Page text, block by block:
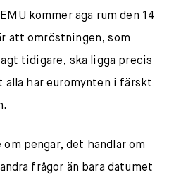
kommer äga rum den 14
att omröstningen, som
tidigare, ska ligga precis
har euromynten i färskt
pengar, det handlar om
frågor än bara datumet